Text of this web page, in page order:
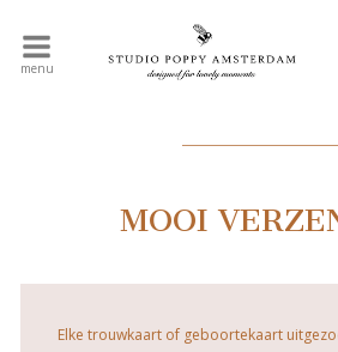
menu
MOOI
Elke trouwkaart of geboortekaart